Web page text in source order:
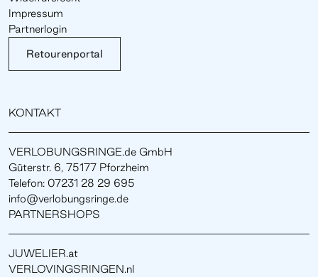
Impressum
Partnerlogin
Retourenportal
KONTAKT
VERLOBUNGSRINGE.de GmbH
Güterstr. 6, 75177 Pforzheim
Telefon: 07231 28 29 695
info@verlobungsringe.de
PARTNERSHOPS
JUWELIER.at
VERLOVINGSRINGEN.nl